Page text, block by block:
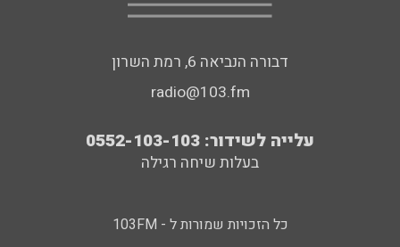
דבורה הנביאה 6, רמת השרון
radio@103.fm
עלייה לשידור: 0552-103-103
בעלות שיחה רגילה
כל הזכויות שמורות ל - 103FM